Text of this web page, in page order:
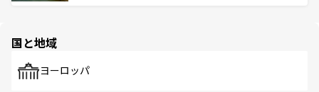
で、ホーカーズは地元の風情を楽しめる外せないスポット
国と地域
ヨーロッパ